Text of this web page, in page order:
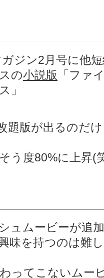
ジン2月号に他
の小説版 「ファ
」
題版が出るのだ
う度80%に上昇(
ュムービーが追
味を持つのは難
ってこないムー